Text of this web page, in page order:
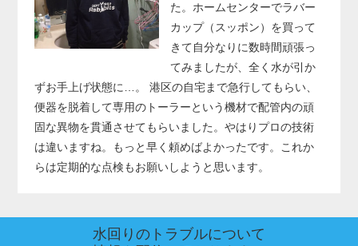
た。ホームセンターでラバー
カップ（スッポン）を買って
きて自分なりに数時間頑張っ
てみましたが、全く水が引か
ずお手上げ状態に…。 港区の自宅まで急行してもらい、
便器を脱着して専用のトーラーという機材で配管内の頑
固な異物を貫通させてもらいました。やはりプロの技術
は違いますね。もっと早く頼めばよかったです。これか
らは定期的な点検もお願いしようと思います。
水回りのトラブルについて